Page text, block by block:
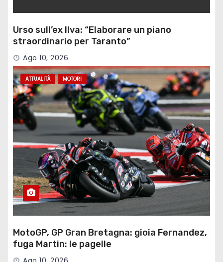
Urso sull’ex Ilva: “Elaborare un piano
straordinario per Taranto”
Ago 10, 2026
ATTUALITÀ MOTORI
MotoGP, GP Gran Bretagna: gioia Fernandez,
fuga Martin: le pagelle